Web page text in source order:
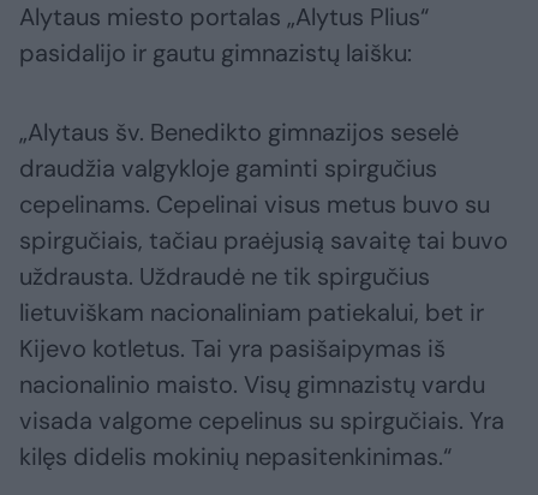
Alytaus miesto portalas „Alytus Plius“
pasidalijo ir gautu gimnazistų laišku:
„Alytaus šv. Benedikto gimnazijos seselė
draudžia valgykloje gaminti spirgučius
cepelinams. Cepelinai visus metus buvo su
spirgučiais, tačiau praėjusią savaitę tai buvo
uždrausta. Uždraudė ne tik spirgučius
lietuviškam nacionaliniam patiekalui, bet ir
Kijevo kotletus. Tai yra pasišaipymas iš
nacionalinio maisto. Visų gimnazistų vardu
visada valgome cepelinus su spirgučiais. Yra
kilęs didelis mokinių nepasitenkinimas.“